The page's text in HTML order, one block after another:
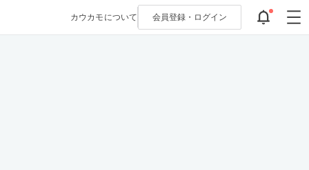
カウカモについて 会員登録・ ログイン